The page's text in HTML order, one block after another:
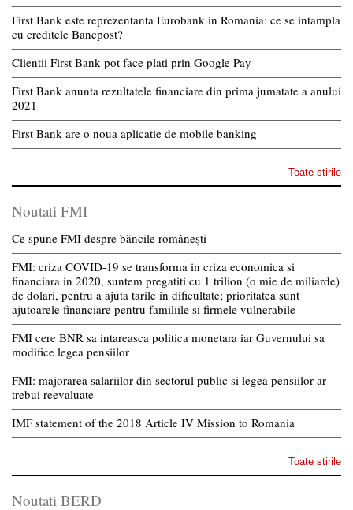
First Bank este reprezentanta Eurobank in Romania: ce se intampla
cu creditele Bancpost?
Clientii First Bank pot face plati prin Google Pay
First Bank anunta rezultatele financiare din prima jumatate a anului
2021
First Bank are o noua aplicatie de mobile banking
Toate stirile
Noutati FMI
Ce spune FMI despre băncile românești
FMI: criza COVID-19 se transforma in criza economica si
financiara in 2020, suntem pregatiti cu 1 trilion (o mie de miliarde)
de dolari, pentru a ajuta tarile in dificultate; prioritatea sunt
ajutoarele financiare pentru familiile si firmele vulnerabile
FMI cere BNR sa intareasca politica monetara iar Guvernului sa
modifice legea pensiilor
FMI: majorarea salariilor din sectorul public si legea pensiilor ar
trebui reevaluate
IMF statement of the 2018 Article IV Mission to Romania
Toate stirile
Noutati BERD